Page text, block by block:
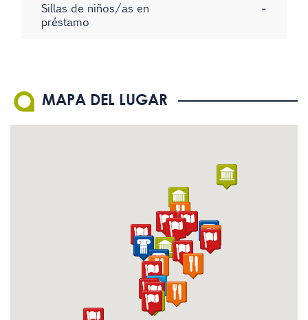
Sillas de niños/as en
préstamo
-
Audioguías
texto de tamaño adecuado
Mapas, planos y maquetas
Ascensor con botones en
Sistema de bucle magnético
Los servicios que se ofrecen
Sí
MAPA DEL LUGAR